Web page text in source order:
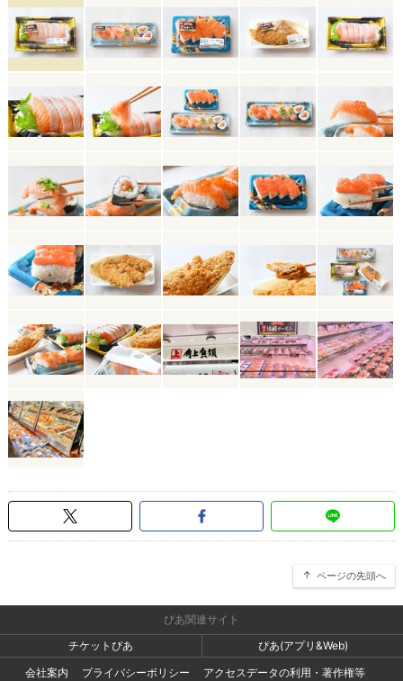
ページの先頭へ
ぴあ関連サイト
チケットぴあ
ぴあ(アプリ&Web)
会社案内
プライバシーポリシー アクセスデータの利用・著作権等